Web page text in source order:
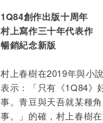
1Q84創作出版十周年
村上寫作三十年代表作
暢銷紀念新版
村上春樹在2019年與小
表示：「只有《1Q84》
事。青豆與天吾就某種
事。」的確，村上春樹